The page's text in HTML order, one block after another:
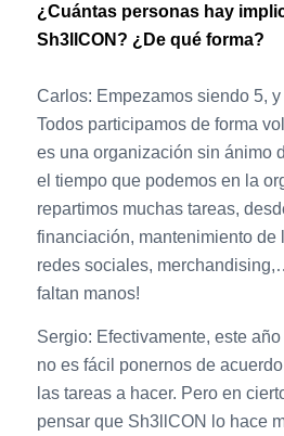
¿Cuántas personas hay
Sh3llCON? ¿De qué forma?
Carlos: Empezamos siendo 5,
Todos participamos de forma
es una organización sin ánimo
el tiempo que podemos en la
repartimos muchas tareas,
financiación, mantenimiento de
redes sociales,
faltan manos!
Sergio: Efectivamente, este
no es fácil ponernos de
las tareas a hacer. Pero en
pensar que Sh3llCON lo hace